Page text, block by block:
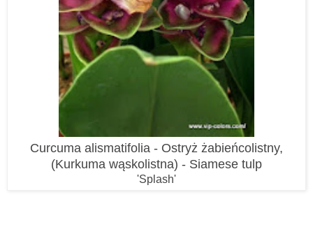
Curcuma alismatifolia - Ostryż żabieńcolistny,
(Kurkuma wąskolistna) - Siamese tulp
'Splash'